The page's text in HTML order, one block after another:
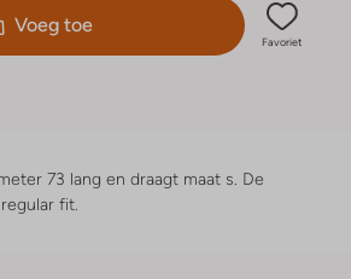
Voeg toe
Favoriet
73 lang en draagt maat s. De
regular fit